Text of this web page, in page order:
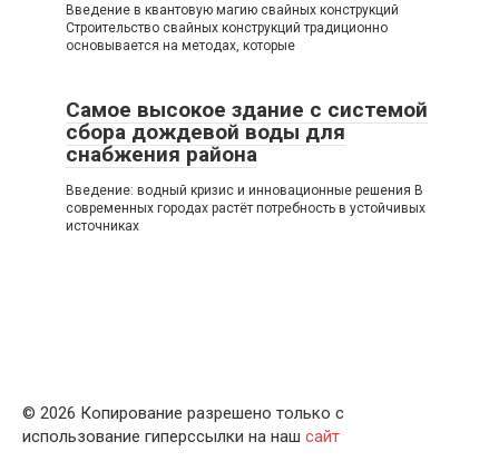
Введение в квантовую магию свайных конструкций
Строительство свайных конструкций традиционно
основывается на методах, которые
Самое высокое здание с системой
сбора дождевой воды для
снабжения района
Введение: водный кризис и инновационные решения В
современных городах растёт потребность в устойчивых
источниках
© 2026 Копирование разрешено только с
использование гиперссылки на наш сайт